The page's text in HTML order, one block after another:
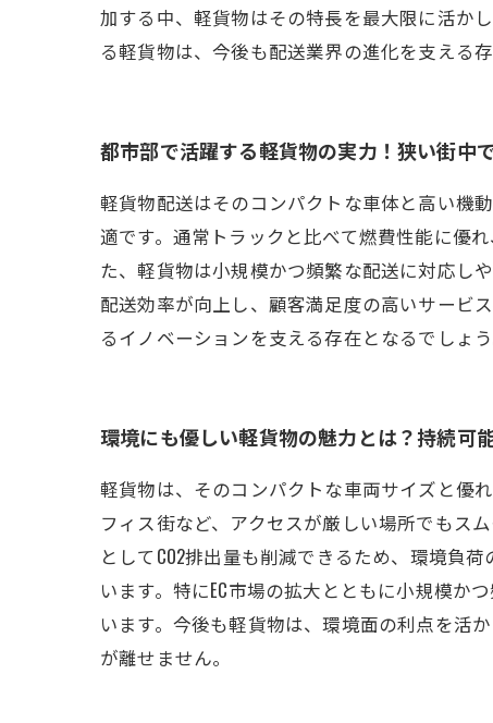
加する中、軽貨物はその特長を最大限に活か
る軽貨物は、今後も配送業界の進化を支える
都市部で活躍する軽貨物の実力！狭い街中
軽貨物配送はそのコンパクトな車体と高い機
適です。通常トラックと比べて燃費性能に優
た、軽貨物は小規模かつ頻繁な配送に対応し
配送効率が向上し、顧客満足度の高いサービ
るイノベーションを支える存在となるでしょう
環境にも優しい軽貨物の魅力とは？持続可
軽貨物は、そのコンパクトな車両サイズと優
フィス街など、アクセスが厳しい場所でもス
としてCO2排出量も削減できるため、環境負
います。特にEC市場の拡大とともに小規模か
います。今後も軽貨物は、環境面の利点を活
が離せません。